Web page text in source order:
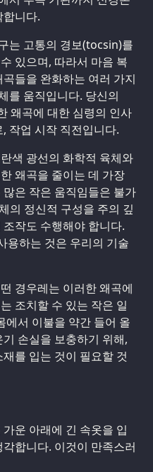
니다.
는 고통의 경보(tocsin)를
있으며, 따라서 마음 복
들을 완화하는 여러 가지
를 움직입니다. 당신의
왜곡에 대한 심령의 인사
작업 시작 직전입니다.
색 광선의 화학적 육체와
왜곡을 줄이는 데 가장
은 작은 움직임들은 불가
의 정신적 구성을 주의 깊
작도 수행해야 합니다.
용하는 것은 우리의 기술
경우레는 이러한 왜곡에
조치할 수 있는 작은 일
에서 이불을 약간 들어 올
손실을 보충하기 위해,
를 입는 것이 필요할 것
운 아래에 긴 속옷을 입
합니다. 이것이 만족스러